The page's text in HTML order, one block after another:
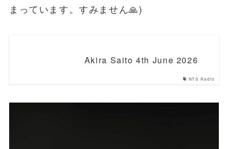
まっています。すみません🙏)
NTS Radio
Akira Saito 4th June 2026